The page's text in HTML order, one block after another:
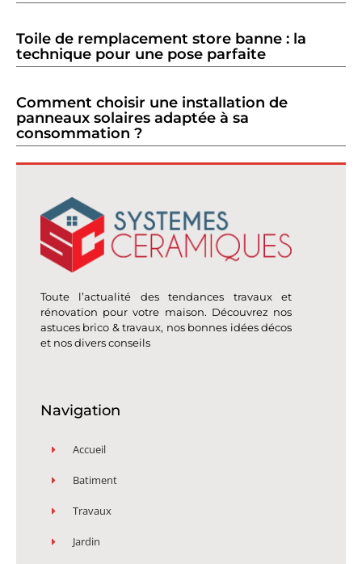
Toile de remplacement store banne : la
technique pour une pose parfaite
Comment choisir une installation de
panneaux solaires adaptée à sa
consommation ?
Toute l’actualité des tendances travaux et
rénovation pour votre maison. Découvrez nos
astuces brico & travaux, nos bonnes idées décos
et nos divers conseils
Navigation
Accueil
Batiment
Travaux
Jardin